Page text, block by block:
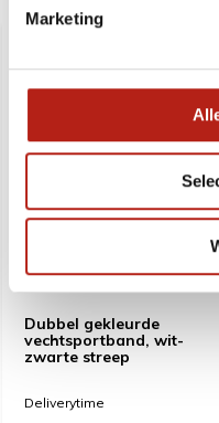
Marketing
Dubbel gekleurde
vechtsportband, wit-
zwarte streep
Deliverytime